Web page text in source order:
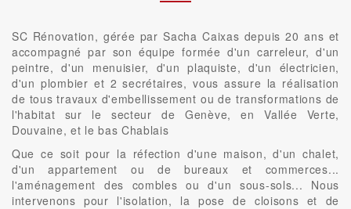
SC Rénovation, gérée par Sacha Caixas depuis 20 ans et
accompagné par son équipe formée d'un carreleur, d'un
peintre, d'un menuisier, d'un plaquiste, d'un électricien,
d'un plombier et 2 secrétaires, vous assure la réalisation
de tous travaux d'embellissement ou de transformations de
l'habitat sur le secteur de Genève, en Vallée Verte,
Douvaine, et le bas Chablais
Que ce soit pour la réfection d'une maison, d'un chalet,
d'un appartement ou de bureaux et commerces...
l'aménagement des combles ou d'un sous-sols... Nous
intervenons pour l'isolation, la pose de cloisons et de